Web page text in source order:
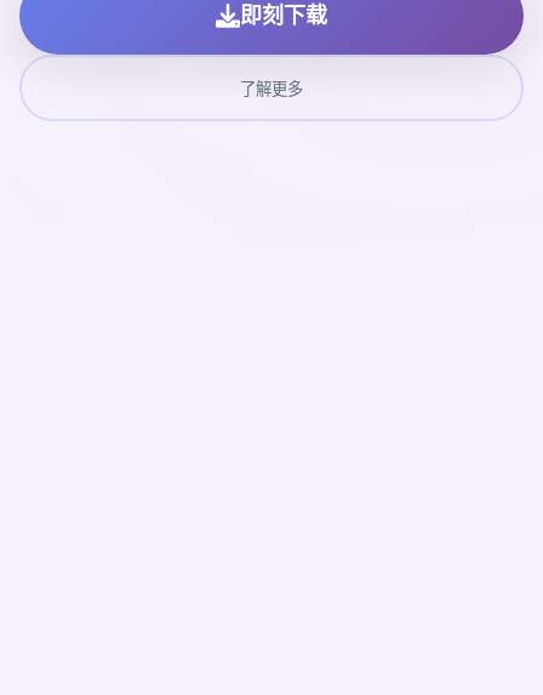
即刻下载
了解更多